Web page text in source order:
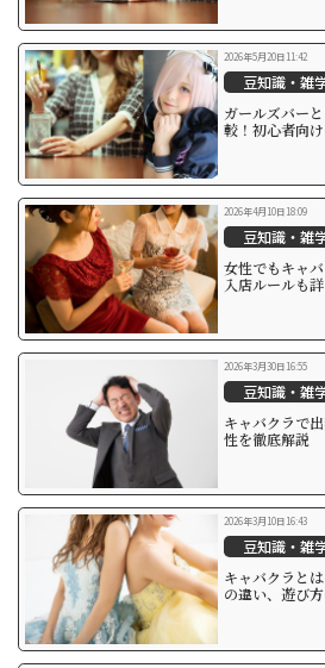
2026年5月20日11:42
豆知識・雑
ガールズバー
較！初心者向
2026年4月10日18:09
豆知識・雑
女性でもキャ
入店ルールも
2026年3月30日16:55
豆知識・雑
キャバクラで
性を徹底解説
2026年3月10日16:43
豆知識・雑
キャバクラと
の違い、遊び